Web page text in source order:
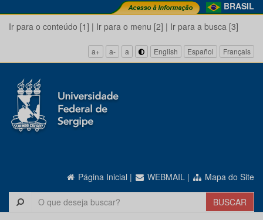
BRASIL
Ir para o conteúdo [1] | Ir para o menu [2] | Ir para a busca [3]
a+ a- a English Español Français
Página Inicial | WEBMAIL | Mapa do Site